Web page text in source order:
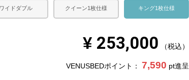
ワイドダブル クイーン1枚仕様 キング1枚仕様
¥ 253,000 税込
VENUSBEDポイント： 7,590 pt進呈